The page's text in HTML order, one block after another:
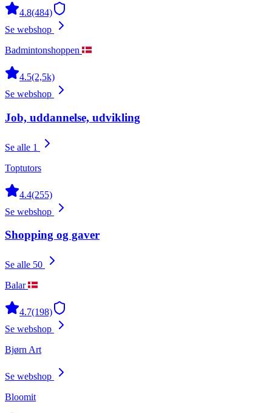
4.8(484)
Se webshop
Badmintonshoppen
4.5(2,5k)
Se webshop
Job, uddannelse, udvikling
Se alle 1
Toptutors
4.4(255)
Se webshop
Shopping og gaver
Se alle 50
Balar
4.7(198)
Se webshop
Bjørn Art
Se webshop
Bloomit